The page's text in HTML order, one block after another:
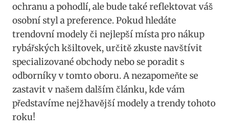
ochranu a ​pohodlí, ale bude také reflektovat váš
osobní styl a preference. Pokud ⁣hledáte
trendovní modely či nejlepší místa pro ⁢nákup
rybářských kšiltovek, určitě zkuste navštívit‍
specializované ⁤obchody nebo se poradit s
odborníky⁣ v tomto oboru. A nezapomeňte se‍
zastavit ⁢v⁤ našem dalším článku, kde vám
představíme nejžhavější modely a trendy tohoto
roku!